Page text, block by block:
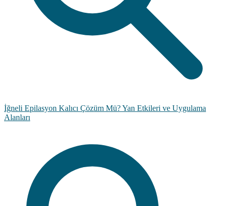
İğneli Epilasyon Kalıcı Çözüm Mü? Yan Etkileri ve Uygulama
Alanları